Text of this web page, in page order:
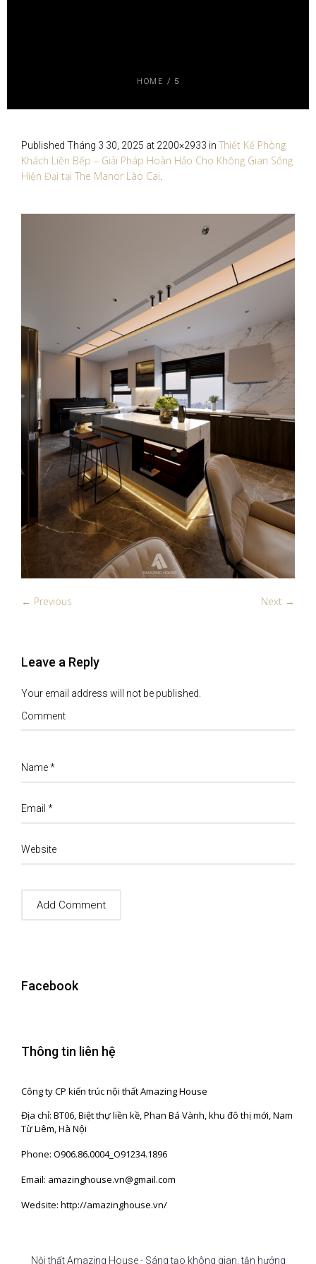
HOME / 5
Published Tháng 3 30, 2025 at 2200×2933 in Thiết Kế Phòng
Khách Liền Bếp – Giải Pháp Hoàn Hảo Cho Không Gian Sống
Hiện Đại tại The Manor Lào Cai.
← Previous Next →
Leave a Reply
Your email address will not be published.
Comment
Name*
Email *
Website
Facebook
Thông tin liên hệ
Công ty CP kiến trúc nội thất Amazing House
Địa chỉ: BT06, Biệt thự liền kề, Phan Bá Vành, khu đô thị mới, Nam
Từ Liêm, Hà Nội
Phone: O906.86.0004_O91234.1896
Email: amazinghouse.vn@gmail.com
Wedsite: http://amazinghouse.vn/
Nội thất Amazing House - Sáng tạo không gian, tận hưởng